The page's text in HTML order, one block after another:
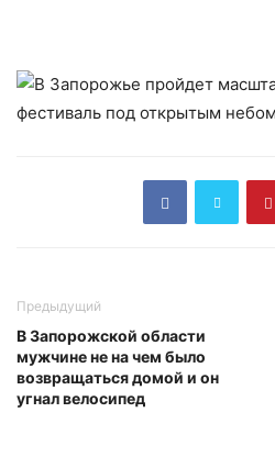
Предыдущий
В Запорожской области
мужчине не на чем было
возвращаться домой и он
угнал велосипед